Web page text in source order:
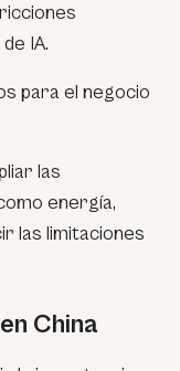
IA.
para el negocio
las
energía,
las limitaciones
China